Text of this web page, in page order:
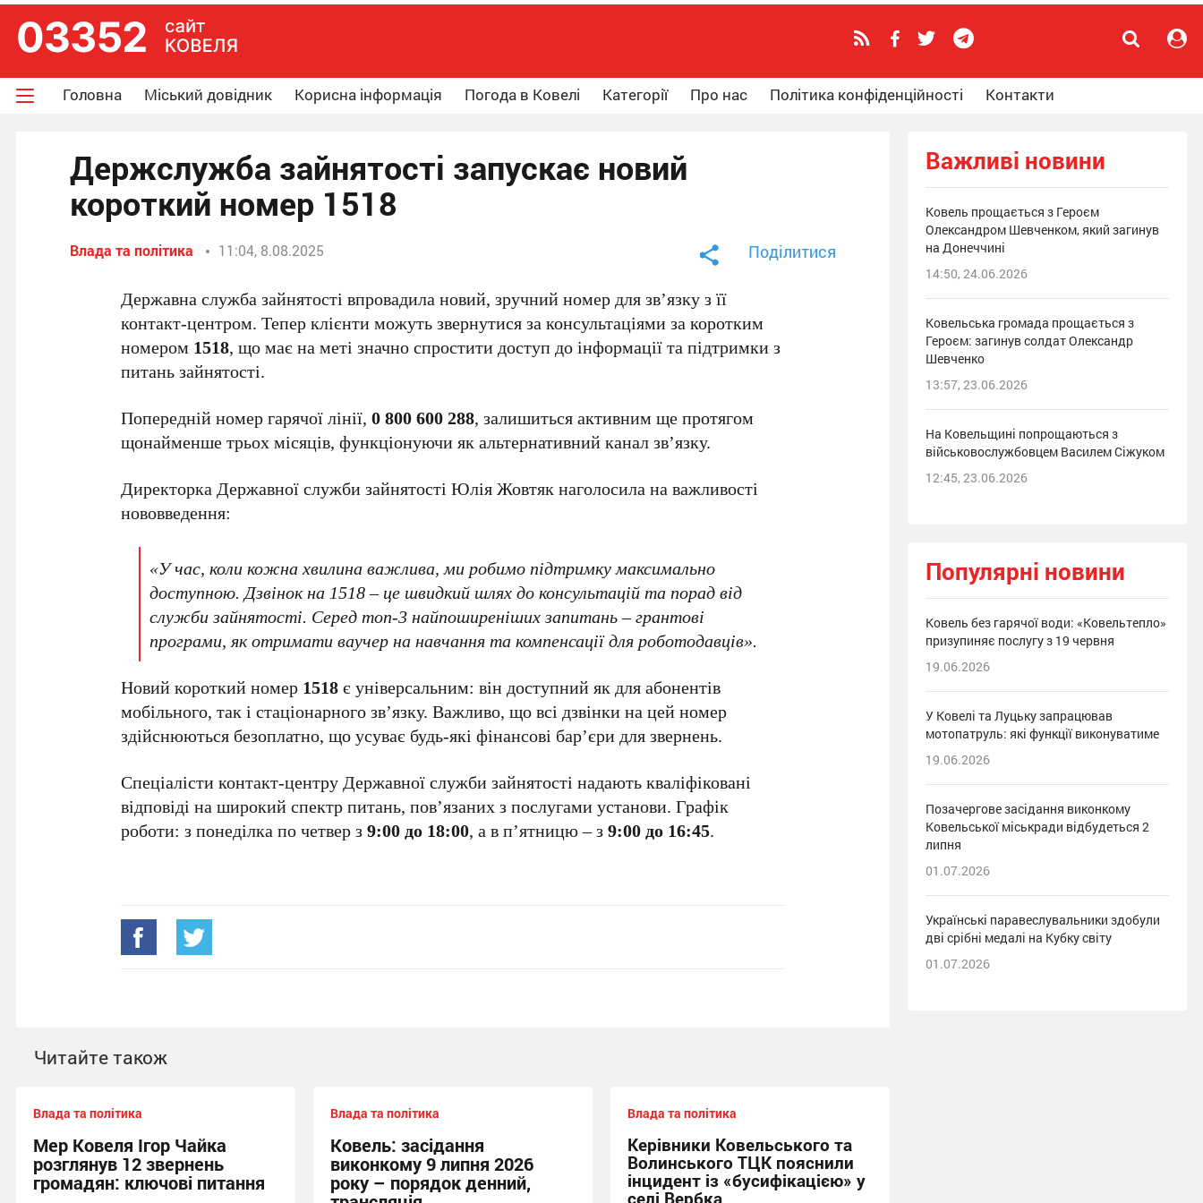
Головна Міський довідник Корисна інформація Погода в Ковелі Категорії Про нас Політика конфіденційності Контакти
Держслужба зайнятості запускає новий
короткий номер 1518
Влада та політика 11:04, 8.08.2025 Поділитися
Державна служба зайнятості впровадила новий, зручний номер для зв’язку з її
контакт-центром. Тепер клієнти можуть звернутися за консультаціями за коротким
номером 1518, що має на меті значно спростити доступ до інформації та підтримки з
питань зайнятості.
Попередній номер гарячої лінії,0 800 600 288, залишиться активним ще протягом
щонайменше трьох місяців, функціонуючи як альтернативний канал зв’язку.
Директорка Державної служби зайнятості Юлія Жовтяк наголосила на важливості
нововведення:
«У час, коли кожна хвилина важлива, ми робимо підтримку максимально
доступною. Дзвінок на 1518 – це швидкий шлях до консультацій та порад від
служби зайнятості. Серед топ-3 найпоширеніших запитань – грантові
програми, як отримати ваучер на навчання та компенсації для роботодавців».
Новий короткий номер 1518є універсальним: він доступний як для абонентів
мобільного, так і стаціонарного зв’язку. Важливо, що всі дзвінки на цей номер
здійснюються безоплатно, що усуває будь-які фінансові бар’єри для звернень.
Спеціалісти контакт-центру Державної служби зайнятості надають кваліфіковані
відповіді на широкий спектр питань, пов’язаних з послугами установи. Графік
роботи: з понеділка по четвер з9:00 до 18:00, а в п’ятницю – з9:00 до 16:45.
Читайте також
Влада та політика
Мер Ковеля Ігор Чайка
розглянув 12 звернень
громадян: ключові питання
Влада та політика
Ковель: засідання
виконкому 9 липня 2026
року – порядок денний,
Влада та політика
Керівники Ковельського та
Волинського ТЦК пояснили
інцидент із «бусифікацією» у
селі Вербка
Важливі новини
Ковель прощається з Героєм
Олександром Шевченком, який загинув
на Донеччині
14:50, 24.06.2026
Ковельська громада прощається з
Героєм: загинув солдат Олександр
Шевченко
13:57, 23.06.2026
На Ковельщині попрощаються з
військовослужбовцем Василем Сіжуком
12:45, 23.06.2026
Популярні новини
Ковель без гарячої води: «Ковельтепло»
призупиняє послугу з 19 червня
19.06.2026
У Ковелі та Луцьку запрацював
мотопатруль: які функції виконуватиме
19.06.2026
Позачергове засідання виконкому
Ковельської міськради відбудеться 2
липня
01.07.2026
Українські паравеслувальники здобули
дві срібні медалі на Кубку світу
01.07.2026